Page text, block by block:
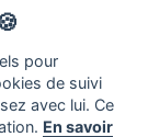
pour
de suivi
avec lui. Ce
En savoir